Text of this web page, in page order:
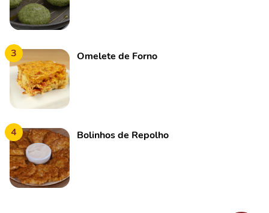
3 Omelete de Forno
4 Bolinhos de Repolho